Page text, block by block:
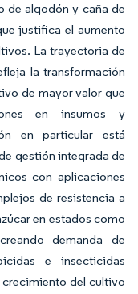
de algodón y caña de
justifica el aumento
La trayectoria de
la transformación
de mayor valor que
en insumos y
en particular está
gestión integrada de
con aplicaciones
de resistencia a
en estados como
demanda de
e insecticidas
del cultivo